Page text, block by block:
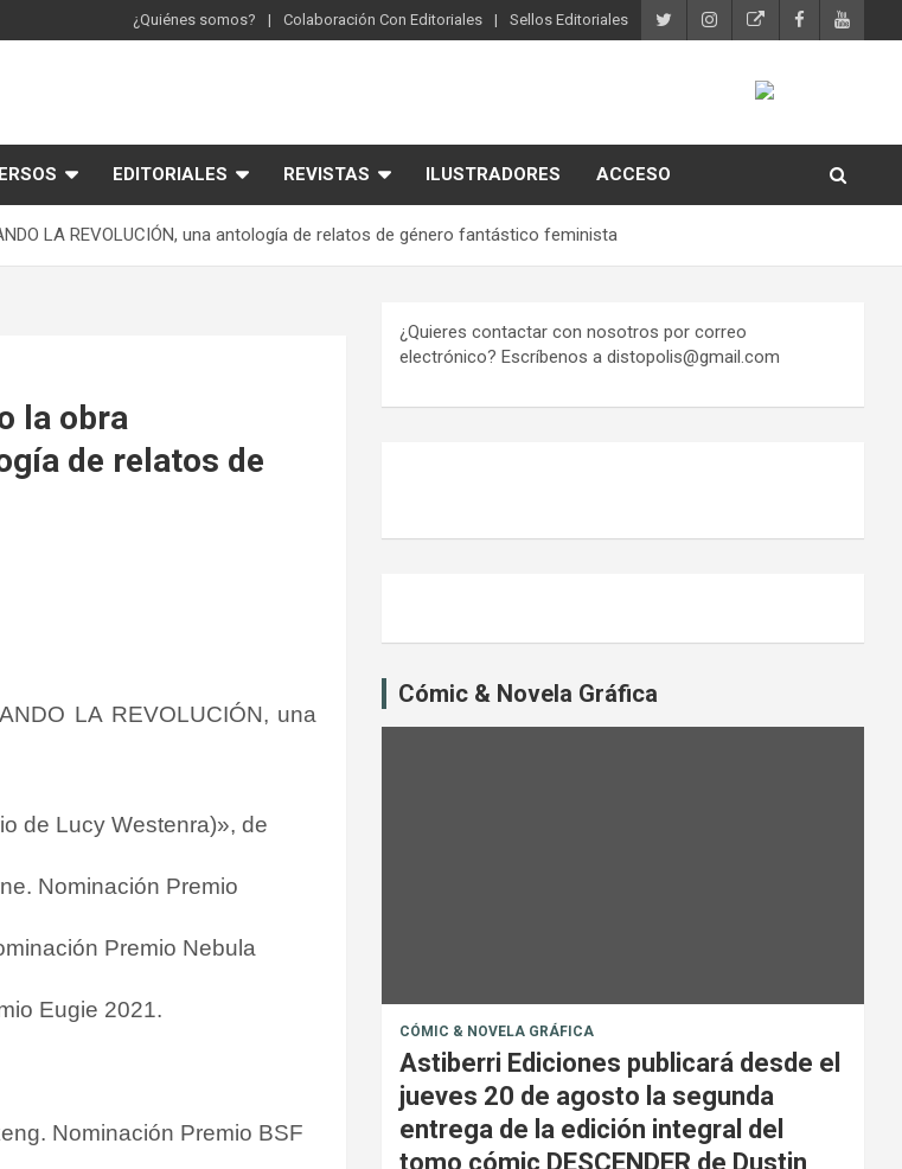
¿Quiénes somos? Colaboración Con Editoriales Sellos Editoriales
EDITORIALES REVISTAS ILUSTRADORES ACCESO
LA REVOLUCIÓN, una antología de relatos de género fantástico feminista
la obra
de relatos de
LA REVOLUCIÓN, una
de Lucy Westenra)», de
Nominación Premio
Premio Nebula
Eugie 2021.
Nominación Premio BSF
¿Quieres contactar con nosotros por correo
electrónico? Escríbenos a distopolis@gmail.com
Cómic & Novela Gráfica
CÓMIC & NOVELA GRÁFICA
Astiberri Ediciones publicará desde el
jueves 20 de agosto la segunda
entrega de la edición integral del
tomo cómic DESCENDER de Dustin